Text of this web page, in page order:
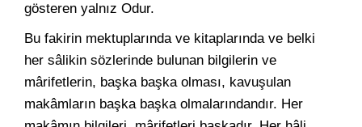
gösteren yalnız Odur.
Bu fakirin mektuplarında ve kitaplarında ve belki
her sâlikin sözlerinde bulunan bilgilerin ve
mârifetlerin, başka başka olması, kavuşulan
makâmların başka başka olmalarındandır. Her